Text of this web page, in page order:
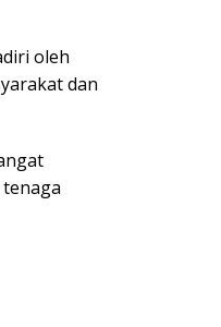
oleh
dan